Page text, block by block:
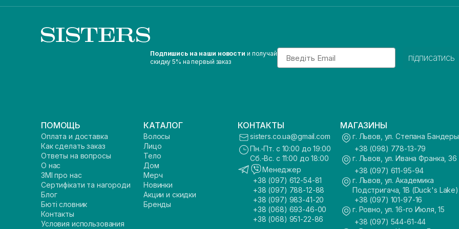
Подпишись на наши новости и получай
скидку 5% на первый заказ
Email
підписатись
ПОМОЩЬ
Оплата и доставка
Как сделать заказ
Ответы на вопросы
О нас
ЗМІ про нас
Сертифікати та нагороди
Блог
Бюті словник
Контакты
Условия использования
КАТАЛОГ
Волосы
Лицо
Тело
Дом
Мерч
Новинки
Акции и скидки
Бренды
КОНТАКТЫ
sisters.co.ua@gmail.com
Пн.-Пт. с 10:00 до 19:00
Сб.-Вс. с 11:00 до 18:00
Менеджер
+38 (097) 612-54-81
+38 (097) 788-12-88
+38 (097) 983-41-20
+38 (068) 693-46-00
+38 (068) 951-22-86
МАГАЗИНЫ
г. Львов, ул. Степана
+38 (098) 778-13-79
г. Львов, ул. Ивана Франка, 36
+38 (097) 611-95-94
г. Львов, ул. Академика
Подстригача, 1В (Duck's Lake)
+38 (097) 101-97-16
г. Ровно, ул. 16-го Июля, 15
+38 (097) 544-61-44